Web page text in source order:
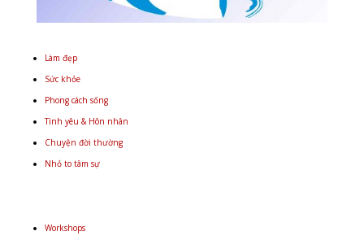
Làm đẹp
Sức khỏe
Phong cách sống
Tình yêu & Hôn nhân
Chuyện đời thường
Nhỏ to tâm sự
Workshops